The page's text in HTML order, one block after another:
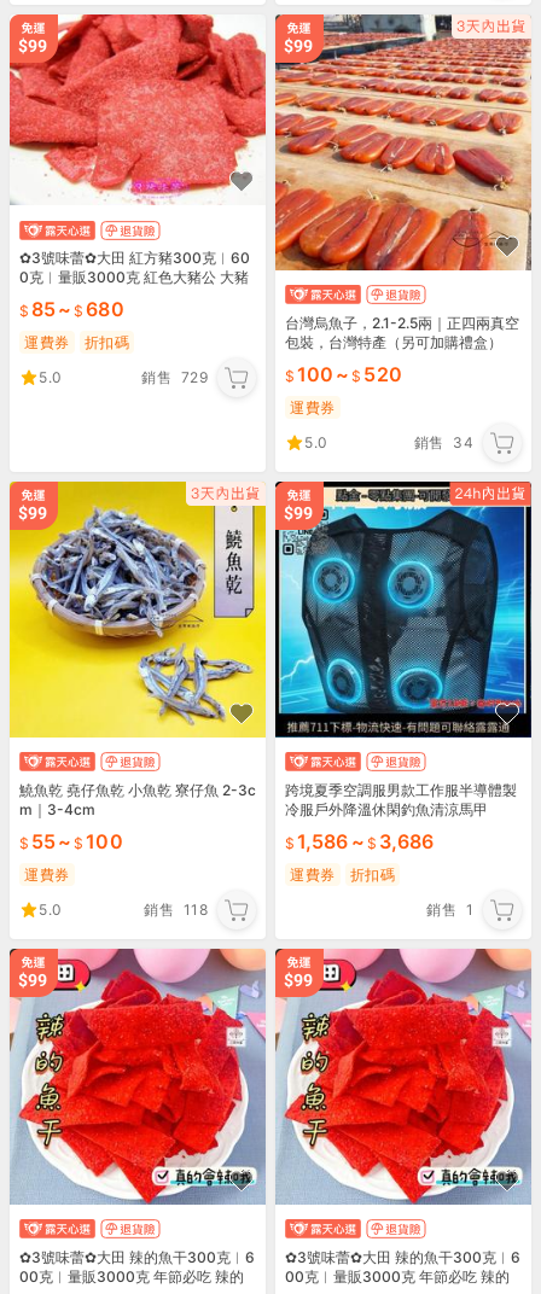
✿3號味蕾✿大田 紅方豬300克︱60
0克︱量販3000克 紅色大豬公 大豬
85~ 680
運費券
折扣碼
5.0
銷售 729
台灣烏魚子，2.1-2.5兩｜正四兩真空
包裝，台灣特產（另可加購禮盒）
100 ~ 520
運費券
5.0
銷售 34
鱙魚乾 堯仔魚乾 小魚乾 寮仔魚 2-3c
m｜3-4cm
55~ 100
運費券
5.0
銷售 118
跨境夏季空調服男款工作服半導體製
冷服戶外降溫休閑釣魚清涼馬甲
1,586 ~ 3,686
運費券
折扣碼
銷售 1
✿3號味蕾✿大田 辣的魚干300克︱6
00克︱量販3000克 年節必吃 辣的
✿3號味蕾✿大田 辣的魚干300克︱6
00克︱量販3000克 年節必吃 辣的